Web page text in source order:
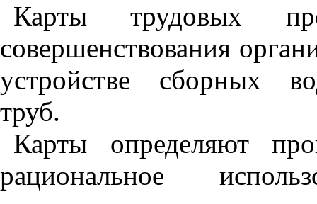
Карты трудовых
совершенствования
устройстве сборных
труб.
Карты определяют
рациональное